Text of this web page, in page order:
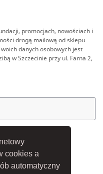
cookies a
automatyczny
promocjach, nowościach i
drogą mailową od sklepu
danych osobowych jest
w Szczecinie przy ul. Farna 2,